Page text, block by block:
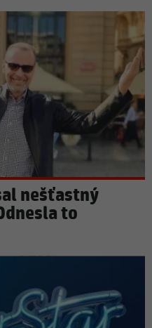
nešťastný
to